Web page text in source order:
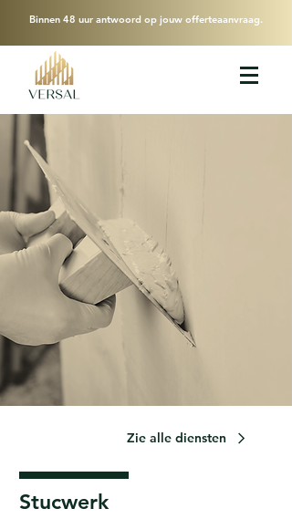
Binnen 48 uur antwoord op jouw offerteaanvraag.
Zie alle diensten
Stucwerk